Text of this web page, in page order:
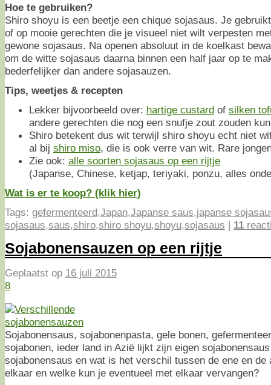
Hoe te gebruiken?
Shiro shoyu is een beetje een chique sojasaus. Je
of op mooie gerechten die je visueel niet wilt verpesten
gewone sojasaus. Na openen absoluut in de koelkast
om de witte sojasaus daarna binnen een half jaar op te
bederfelijker dan andere sojasauzen.
Tips, weetjes & recepten
Lekker bijvoorbeeld over: hartige custard of silken
andere gerechten die nog een snufje zout zouden
Shiro betekent dus wit terwijl shiro shoyu echt niet
al bij shiro miso, die is ook verre van wit. Rare
Zie ook: alle soorten sojasaus op een rijtje
(Japanse, Chinese, ketjap, teriyaki, ponzu, alles
Wat is er te koop? (klik hier)
Tags: gefermenteerd,Japan,Japanse saus,japanse
sojasaus,saus,shiro,shiro shoyu,shoyu,sojasaus | 11
Sojabonensauzen op een rijtje
Geplaatst op 16 juli 2015
8
Sojabonensaus, sojabonenpasta, gele bonen,
sojabonen, ieder land in Azië lijkt zijn eigen
sojabonensaus en wat is het verschil tussen de ene en de
elkaar en welke kun je eventueel met elkaar vervangen?